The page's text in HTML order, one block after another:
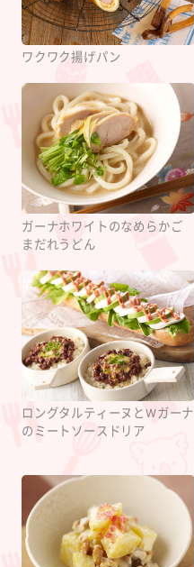
ワクワク揚げパン
ガーナホワイトのなめらかご
まだれうどん
ロングタルティーヌとWガーナ
のミートソースドリア